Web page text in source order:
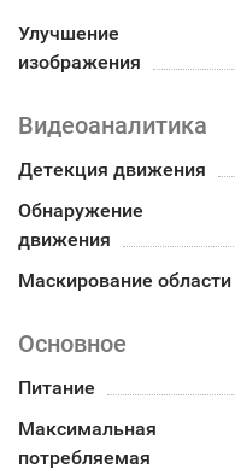
Улучшение
изображения
Видеоаналитика
Детекция движения
Обнаружение
движения
Маскирование области
Основное
Питание
Максимальная
потребляемая